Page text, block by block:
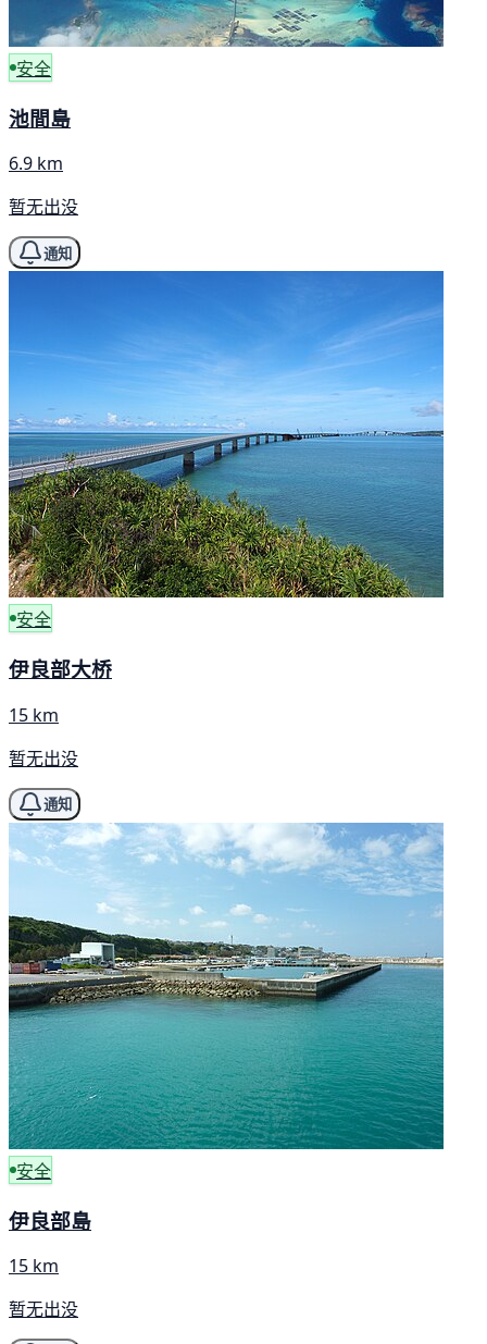
安全
池間島
6.9 km
暂无出没
通知
安全
伊良部大桥
15 km
暂无出没
通知
安全
伊良部島
15 km
暂无出没